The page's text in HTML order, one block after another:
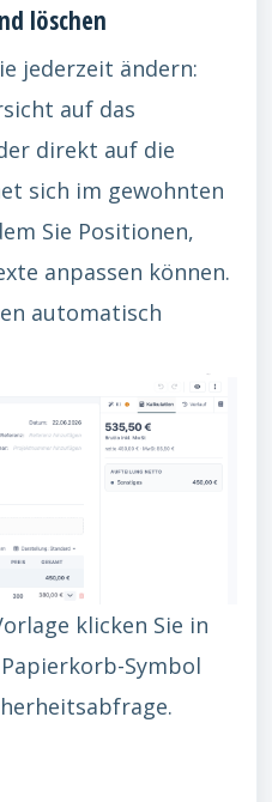
löschen
jederzeit ändern:
auf das
direkt auf die
sich im gewohnten
Sie Positionen,
anpassen können.
automatisch
klicken Sie in
Symbol